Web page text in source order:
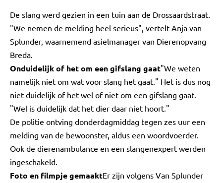
De slang werd gezien in een tuin aan de Drossaardstraat.
"We nemen de melding heel serieus", vertelt Anja van
Splunder, waarnemend asielmanager van Dierenopvang
Breda.
Onduidelijk of het om een gifslang gaat"We weten
namelijk niet om wat voor slang het gaat." Het is dus nog
niet duidelijk of het wel of niet om een gifslang gaat.
"Wel is duidelijk dat het dier daar niet hoort."
De politie ontving donderdagmiddag tegen zes uur een
melding van de bewoonster, aldus een woordvoerder.
Ook de dierenambulance en een slangenexpert werden
ingeschakeld.
Foto en filmpje gemaaktEr zijn volgens Van Splunder